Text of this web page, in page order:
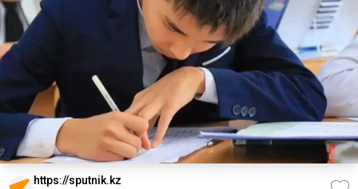
https://sputnik.kz